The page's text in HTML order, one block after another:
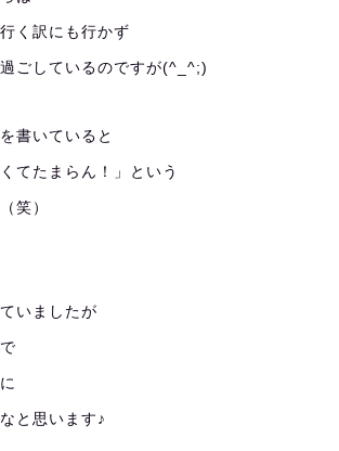
く訳にも行かず
ごしているのですが(^_^;)
書いていると
てたまらん！」という
笑）
いましたが
と思います♪